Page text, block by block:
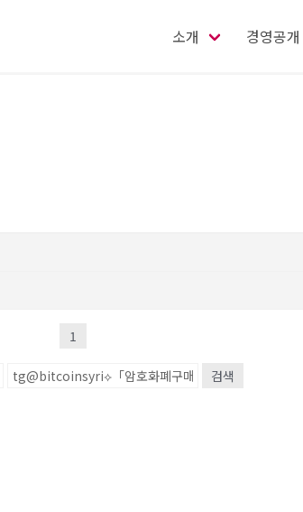
소개 경영공개
1
검색